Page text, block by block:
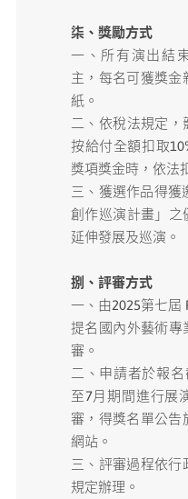
柒、獎勵方式
一、所有演出結
主，每名可獲獎金
紙。
二、依稅法規定
按給付全額扣取
獎項獎金時，依法
三、獲選作品得獲
創作巡演計畫」之
延伸發展及巡演。
捌、評審方式
一、由2025第七屆
提名國內外藝術專
審。
二、申請者於報
至7月期間進行展
審，得獎名單公告
網站。
三、評審過程依行
規定辦理。